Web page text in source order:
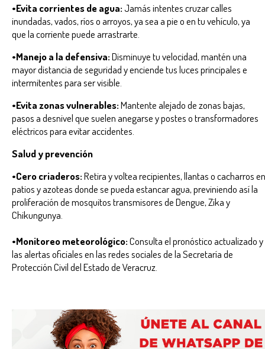
•Evita corrientes de agua: Jamás intentes cruzar calles
inundadas, vados, ríos o arroyos, ya sea a pie o en tu vehículo, ya
que la corriente puede arrastrarte.
•Manejo a la defensiva:Disminuye tu velocidad, mantén una
mayor distancia de seguridad y enciende tus luces principales e
intermitentes para ser visible.
•Evita zonas vulnerables:Mantente alejado de zonas bajas,
pasos a desnivel que suelen anegarse y postes o transformadores
eléctricos para evitar accidentes.
Salud y prevención
•Cero criaderos:Retira y voltea recipientes, llantas o cacharros en
patios y azoteas donde se pueda estancar agua, previniendo así la
proliferación de mosquitos transmisores de Dengue, Zika y
Chikungunya.
•Monitoreo meteorológico:Consulta el pronóstico actualizado y
las alertas oficiales en las redes sociales de la Secretaría de
Protección Civil del Estado de Veracruz.